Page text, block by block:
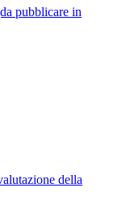
pubblicare in
della